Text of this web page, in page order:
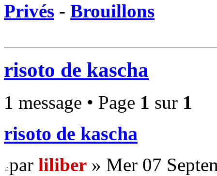
Privés - Brouillons
risoto de kascha
1 message • Page 1 sur 1
risoto de kascha
par liliber » Mer 07